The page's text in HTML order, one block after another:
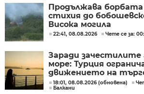
Продължава
стихия до
Висока могила
22:41, 08.08.2026 Чете се за:
Заради
море: Турция
движението на
кораби
18:01, 08.08.2026 (обновена)
Балкани